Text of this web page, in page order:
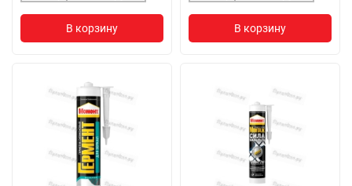
В корзину В корзину